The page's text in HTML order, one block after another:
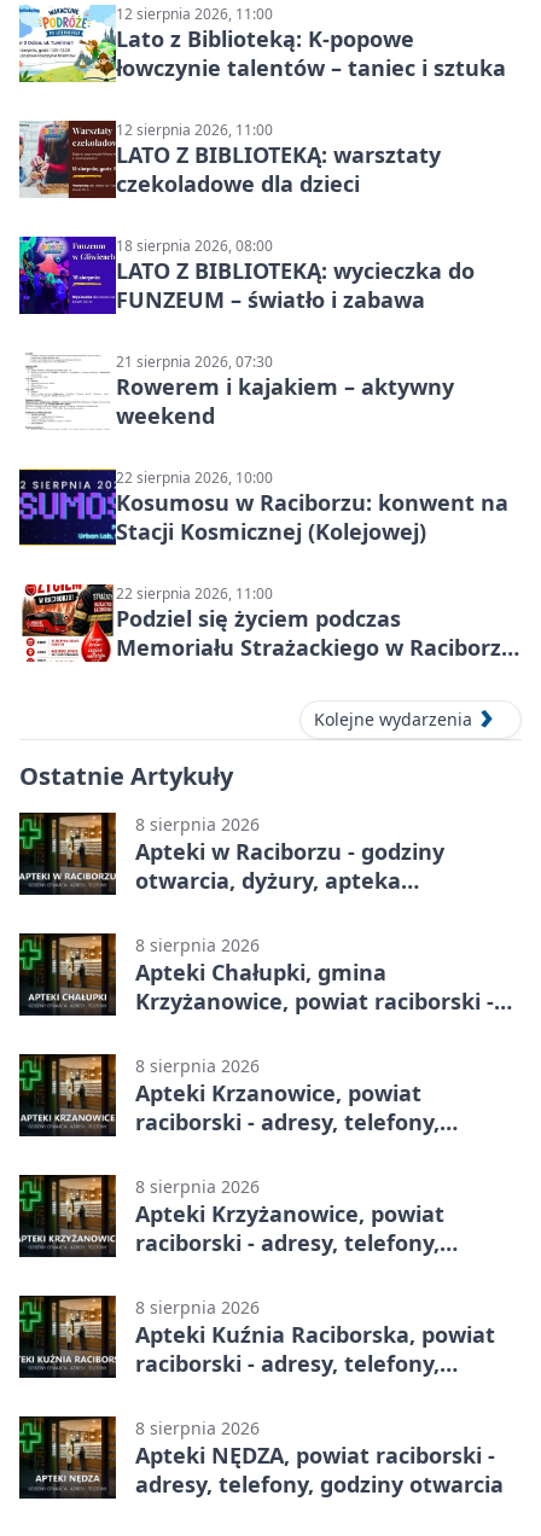
12 sierpnia 2026, 11:00
Lato z Biblioteką: K-popowe
łowczynie talentów – taniec i sztuka
12 sierpnia 2026, 11:00
LATO Z BIBLIOTEKĄ: warsztaty
czekoladowe dla dzieci
18 sierpnia 2026, 08:00
LATO Z BIBLIOTEKĄ: wycieczka do
FUNZEUM – światło i zabawa
21 sierpnia 2026, 07:30
Rowerem i kajakiem – aktywny
weekend
22 sierpnia 2026, 10:00
Kosumosu w Raciborzu: konwent na
Stacji Kosmicznej (Kolejowej)
22 sierpnia 2026, 11:00
Podziel się życiem podczas
Memoriału Strażackiego w Raciborzu
Kolejne wydarzenia
Ostatnie Artykuły
8 sierpnia 2026
Apteki w Raciborzu - godziny
otwarcia, dyżury, apteka
8 sierpnia 2026
Apteki Chałupki, gmina
Krzyżanowice, powiat raciborski -
8 sierpnia 2026
Apteki Krzanowice, powiat
raciborski - adresy, telefony,
8 sierpnia 2026
Apteki Krzyżanowice, powiat
raciborski - adresy, telefony,
8 sierpnia 2026
Apteki Kuźnia Raciborska, powiat
raciborski - adresy, telefony,
8 sierpnia 2026
Apteki NĘDZA, powiat raciborski -
adresy, telefony, godziny otwarcia